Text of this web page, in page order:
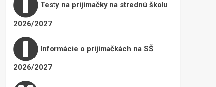
Testy na prijímačky na strednú školu
2026/2027
Informácie o prijímačkách na SŠ
2026/2027